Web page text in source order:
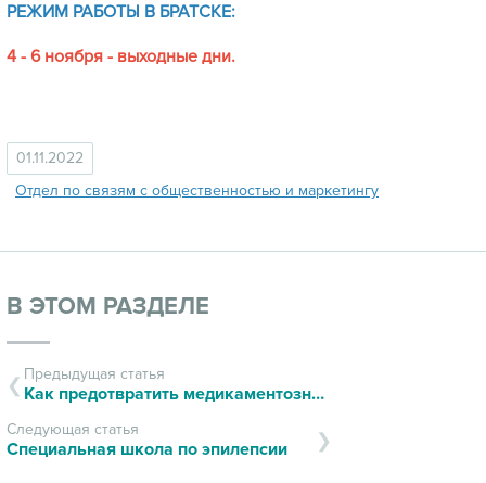
РЕЖИМ РАБОТЫ В БРАТСКЕ:
4 - 6 ноября - выходные дни.
01.11.2022
Отдел по связям с общественностью и маркетингу
В ЭТОМ РАЗДЕЛЕ
Предыдущая статья
Как предотвратить медикаментозные ошибки
Следующая статья
Специальная школа по эпилепсии